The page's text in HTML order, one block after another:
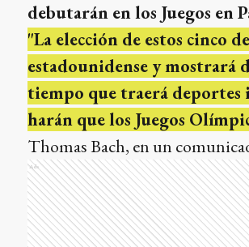
debutarán en los Juegos en
"La elección de estos cinco
estadounidense y mostrará
tiempo que traerá deportes
harán que los Juegos
Thomas Bach, en un
Ads